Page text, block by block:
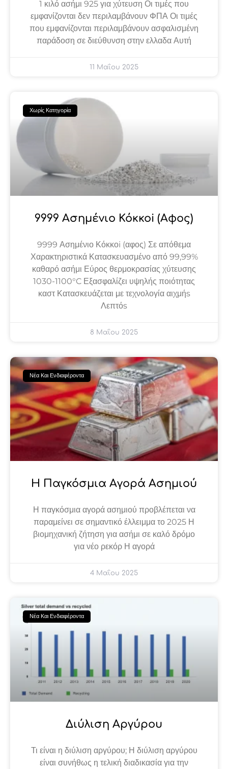
1 κιλό ασήμι 925 για χύτευση Οι τιμές που
εμφανίζονται δεν περιλαμβάνουν ΦΠΑ Οι τιμές
που εμφανίζονται περιλαμβάνουν ασφαλισμένη
παράδοση σε διεύθυνση στην ελλαδα Αυτή
11 Μαΐου 2025
Χωρίς Κατηγορία
9999 Ασημένιο Κόκκοi (αφος)
9999 Ασημένιο Κόκκοi (αφος) Σε απόθεμα
Χαρακτηριστικά Κατασκευασμένο από 99,99%
καθαρό ασήμι Εύρος θερμοκρασίας χύτευσης
1030-1100°C Εξασφαλίζει υψηλής ποιότητας
καστ Κατασκευάζεται με τεχνολογία αιχμήs
Λεπτόs
8 Μαΐου 2025
Νέα Και Ενδιαφέροντα
Η Παγκόσμια Αγορά Ασημιού
Η παγκόσμια αγορά ασημιού προβλέπεται να
παραμείνει σε σημαντικό έλλειμμα το 2025 Η
βιομηχανική ζήτηση για ασήμι σε καλό δρόμο
για νέο ρεκόρ Η αγορά
4 Μαΐου 2025
Νέα Και Ενδιαφέροντα
Διύλιση Αργύρου
Τι είναι η διύλιση αργύρου; Η διύλιση αργύρου
είναι συνήθως η τελική διαδικασία για την